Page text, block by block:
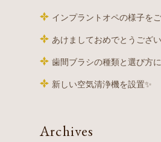
インプラントオペの様子を
あけましておめでとうござ
歯間ブラシの種類と選び方
新しい空気清浄機を設置✨
Archives